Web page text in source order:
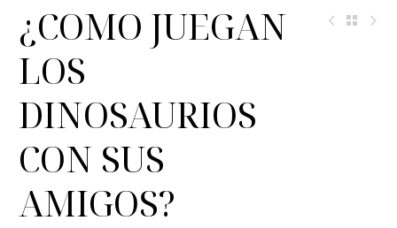
¿COMO JUEGAN
LOS
DINOSAURIOS
CON SUS
AMIGOS?